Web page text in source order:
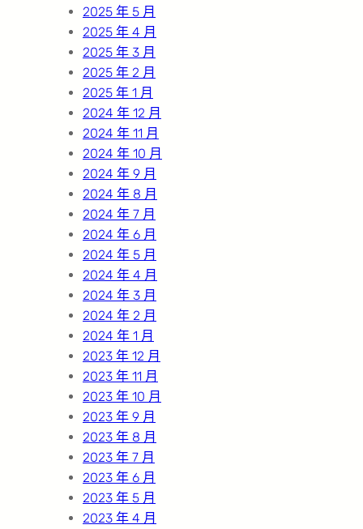
2025 年 5 月
2025 年 4 月
2025 年 3 月
2025 年 2 月
2025 年 1 月
2024 年 12 月
2024 年 11 月
2024 年 10 月
2024 年 9 月
2024 年 8 月
2024 年 7 月
2024 年 6 月
2024 年 5 月
2024 年 4 月
2024 年 3 月
2024 年 2 月
2024 年 1 月
2023 年 12 月
2023 年 11 月
2023 年 10 月
2023 年 9 月
2023 年 8 月
2023 年 7 月
2023 年 6 月
2023 年 5 月
2023 年 4 月